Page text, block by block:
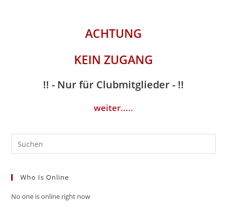
ACHTUNG
KEIN ZUGANG
!! - Nur für Clubmitglieder - !!
weiter.....
Who Is Online
No one is online right now